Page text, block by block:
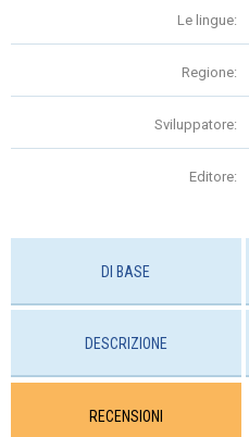
Le lingue:
Regione:
Sviluppatore:
Editore:
DI BASE
DESCRIZIONE
RECENSIONI